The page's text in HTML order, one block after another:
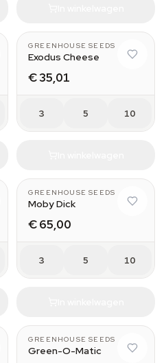
GREENHOUSE SEEDS
Exodus Cheese
€ 35,01
3 5 10
GREENHOUSE SEEDS
Moby Dick
€ 65,00
3 5 10
GREENHOUSE SEEDS
Green-O-Matic